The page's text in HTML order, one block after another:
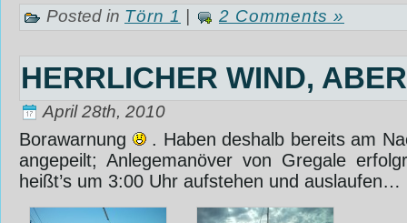
Posted in Törn 1 2 Comments »
HERRLICHER WIND, ABER
April 28th, 2010
Borawarnung
. Haben deshalb bereits am
angepeilt; Anlegemanöver von Gregale
heißt’s um 3:00 Uhr aufstehen und auslaufen…